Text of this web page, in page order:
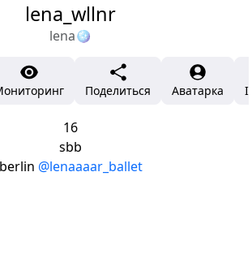
lena_wllnr
lena🪩
Поделиться Аватарка
16
sbb
berlin @lenaaaar_ballet